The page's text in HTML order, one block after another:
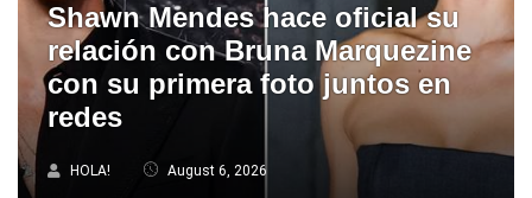
Shawn Mendes hace oficial su
relación con Bruna Marquezine
con su primera foto juntos en
redes
HOLA! August 6, 2026